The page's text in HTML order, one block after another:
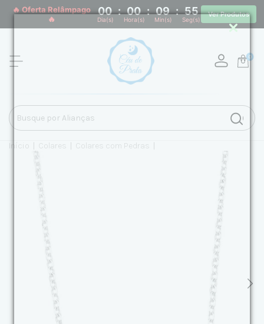
🔥 Oferta Relâmpago
🔥
00 : 00 : 09 : 55
Dia(s) Hora(s) Min(s) Seg(s)
Ver Produtos
0
Início Colares Colares com Pedras